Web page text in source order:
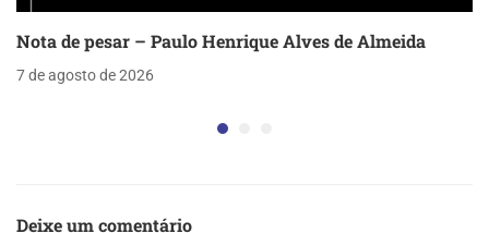
Nota de pesar – Paulo Henrique Alves de Almeida
7 de agosto de 2026
Deixe um comentário